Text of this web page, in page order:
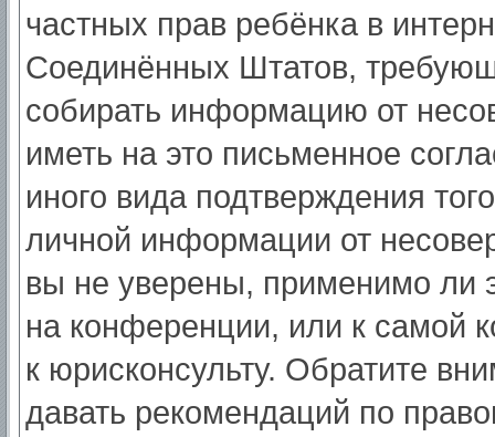
частных прав ребёнка в
Соединённых Штатов,
собирать информацию от
иметь на это письменное
иного вида подтверждения
личной информации от
вы не уверены, применимо ли
на конференции, или к самой
к юрисконсульту. Обратите
давать рекомендаций по